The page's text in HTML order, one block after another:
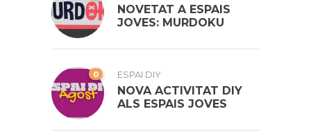
NOVETAT A ESPAIS
JOVES: MURDOKU
0 ESPAI DIY
NOVA ACTIVITAT DIY
ALS ESPAIS JOVES